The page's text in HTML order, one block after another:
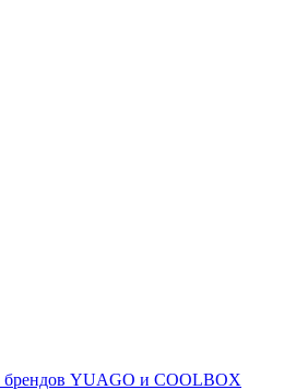
брендов YUAGO и COOLBOX